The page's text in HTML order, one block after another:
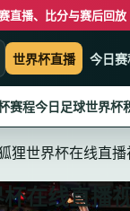
直播、比分与赛后回放
世界杯直播 今日赛
赛程今日足球世界杯
狸世界杯在线直播
在线直播